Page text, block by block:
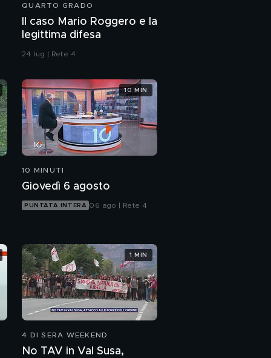
Grande Fratello, le
QUARTO GRADO
Il caso Mario Roggero e la
legittima difesa
24 lug | Rete 4
10 MINUTI
Giovedì 6 agosto
PUNTATA INTERA 06 ago | Rete 4
10 MIN
4 DI SERA WEEKEND
No TAV in Val Susa,
1 MIN